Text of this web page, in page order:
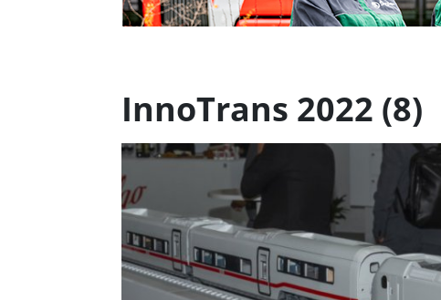
InnoTrans 2022 (8)